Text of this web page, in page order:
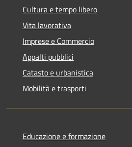
Cultura e tempo libero
Vita lavorativa
Imprese e Commercio
Appalti pubblici
Catasto e urbanistica
Mobilità e trasporti
Educazione e formazione